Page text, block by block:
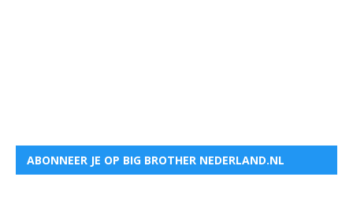
ABONNEER JE OP BIG BROTHER NEDERLAND.NL